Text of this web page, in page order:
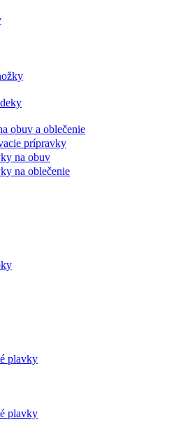
obuv a oblečenie
prípravky
na obuv
na oblečenie
plavky
plavky